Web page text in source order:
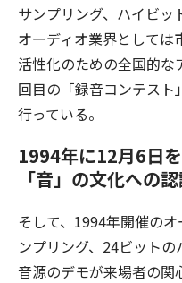
サンプリング、ハイビッ
オーディオ業界としては
活性化のための全国的
回目の「録音コンテスト
行っている。
1994年に12月6日
「音」の文化への
そして、1994年開催の
ンプリング、24ビット
音源のデモが来場者の関